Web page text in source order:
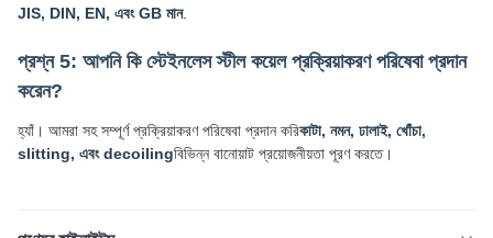
JIS, DIN, EN, এবং GB মান.
প্রশ্ন 5: আপনি কি স্টেইনলেস স্টীল কয়েল প্রক্রিয়াকরণ পরিষেবা প্রদান
করেন?
হ্যাঁ। আমরা সহ সম্পূর্ণ প্রক্রিয়াকরণ পরিষেবা প্রদান করিকাটা, নমন, ঢালাই, খোঁচা,
slitting, এবং decoilingবিভিন্ন বানোয়াট প্রয়োজনীয়তা পূরণ করতে।